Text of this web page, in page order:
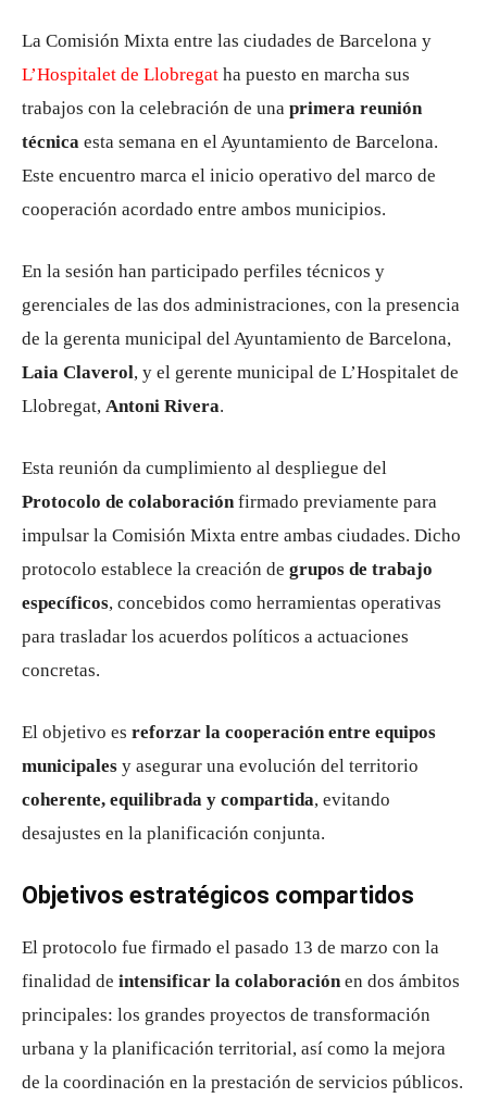
La Comisión Mixta entre las ciudades de Barcelona y
L’Hospitalet de Llobregat ha puesto en marcha sus
trabajos con la celebración de una primera reunión
técnica esta semana en el Ayuntamiento de Barcelona.
Este encuentro marca el inicio operativo del marco de
cooperación acordado entre ambos municipios.
En la sesión han participado perfiles técnicos y
gerenciales de las dos administraciones, con la presencia
de la gerenta municipal del Ayuntamiento de Barcelona,
Laia Claverol, y el gerente municipal de L’Hospitalet de
Llobregat, Antoni Rivera.
Esta reunión da cumplimiento al despliegue del
Protocolo de colaboración firmado previamente para
impulsar la Comisión Mixta entre ambas ciudades. Dicho
protocolo establece la creación de grupos de trabajo
específicos, concebidos como herramientas operativas
para trasladar los acuerdos políticos a actuaciones
concretas.
El objetivo es reforzar la cooperación entre equipos
municipales y asegurar una evolución del territorio
coherente, equilibrada y compartida, evitando
desajustes en la planificación conjunta.
Objetivos estratégicos compartidos
El protocolo fue firmado el pasado 13 de marzo con la
finalidad de intensificar la colaboración en dos ámbitos
principales: los grandes proyectos de transformación
urbana y la planificación territorial, así como la mejora
de la coordinación en la prestación de servicios públicos.